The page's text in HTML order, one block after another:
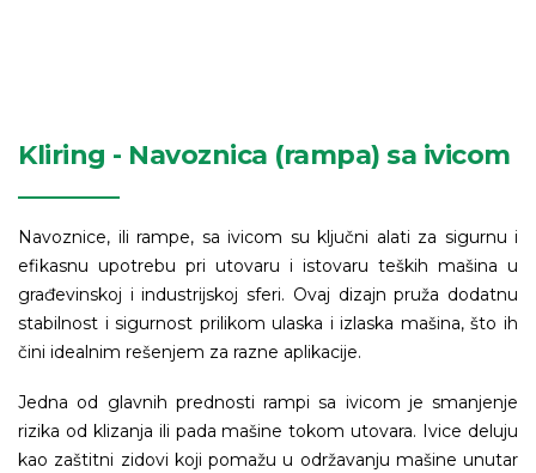
Kliring - Navoznica (rampa) sa ivicom
Navoznice, ili rampe, sa ivicom su ključni alati za sigurnu i
efikasnu upotrebu pri utovaru i istovaru teških mašina u
građevinskoj i industrijskoj sferi. Ovaj dizajn pruža dodatnu
stabilnost i sigurnost prilikom ulaska i izlaska mašina, što ih
čini idealnim rešenjem za razne aplikacije.
Jedna od glavnih prednosti rampi sa ivicom je smanjenje
rizika od klizanja ili pada mašine tokom utovara. Ivice deluju
kao zaštitni zidovi koji pomažu u održavanju mašine unutar